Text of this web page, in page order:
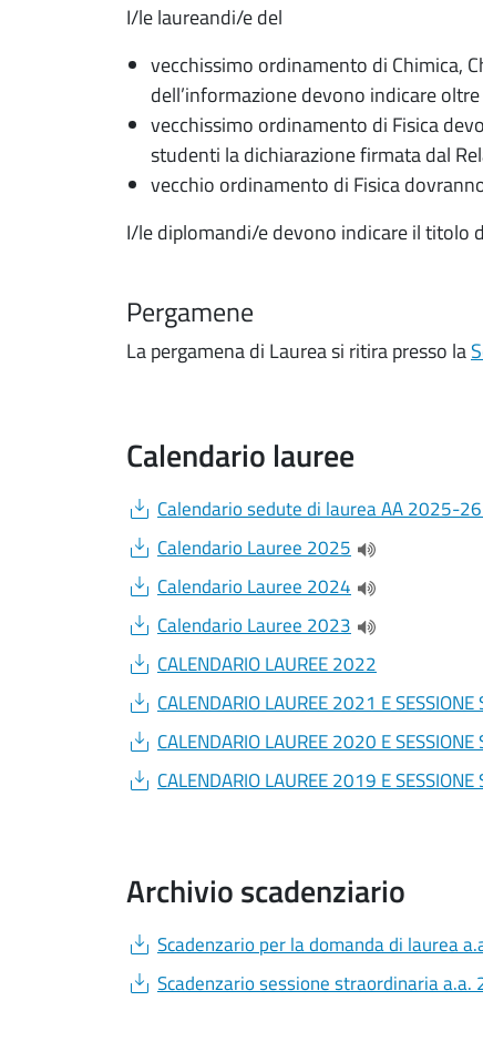
I/le laureandi/e del
vecchissimo ordinamento di Chimica,
dell’informazione devono indicare
vecchissimo ordinamento di Fisica
studenti la dichiarazione firmata dal
vecchio ordinamento di Fisica
I/le diplomandi/e devono indicare il titolo
Pergamene
La pergamena di Laurea si ritira presso la
Calendario lauree
Document
Calendario sedute di laurea AA 2025-
Document
Calendario Lauree 2025
(apre una
Document
Calendario Lauree 2024
(apre una
Document
Calendario Lauree 2023
(apre una
Document
CALENDARIO LAUREE 2022
Document
CALENDARIO LAUREE 2021 E SESSIONE
Document
CALENDARIO LAUREE 2020 E SESSIONE
Document
CALENDARIO LAUREE 2019 E SESSIONE
Archivio scadenziario
Document
Scadenzario per la domanda di laurea
Document
Scadenzario sessione straordinaria